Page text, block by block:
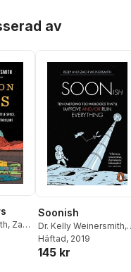
av
, Zach
Soonish
Dr. Kelly Weinersmith,
Zach Weinersmith
Häftad, 2019
145 kr